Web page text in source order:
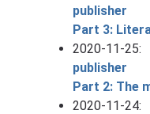
publisher
Part 3:
2020-11-
publisher
Part 2: The
2020-11-